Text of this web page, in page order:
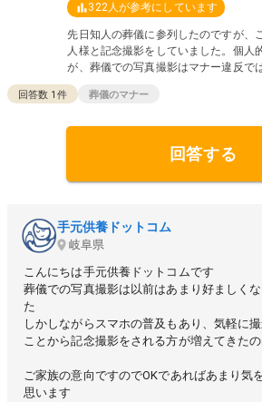
322人が参考にしています
先日知人の葬儀に参列したのですが、
人様と記念撮影をしていました。個人
が、葬儀での写真撮影はマナー違反で
回答数 1 件 葬儀のマナー
回答する
手元供養ドットコム
岐阜県
こんにちは手元供養ドットコムです
葬儀での写真撮影は以前はあまり好ましく
た
しかしながらスマホの普及もあり、気軽に
ことから記念撮影をされる方が増えてきた
ご家族の意向ですのでOKであればあまり気
思います